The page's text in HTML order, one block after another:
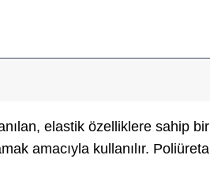
elastik özelliklere sahip bir
amacıyla kullanılır.